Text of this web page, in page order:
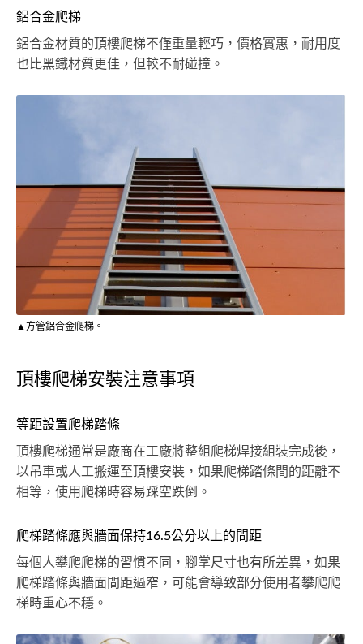
鋁合金爬梯
鋁合金材質的頂樓爬梯不僅重量輕巧，價格實惠，耐用度
也比黑鐵材質更佳，但較不耐碰撞。
▲方管鋁合金爬梯。
頂樓爬梯安裝注意事項
等距設置爬梯踏條
頂樓爬梯通常是廠商在工廠將整組爬梯焊接組裝完成後，
以吊車或人工搬運至頂樓安裝，如果爬梯踏條間的距離不
相等，使用爬梯時容易踩空跌倒。
爬梯踏條應與牆面保持16.5公分以上的間距
每個人攀爬爬梯的習慣不同，腳掌尺寸也有所差異，如果
爬梯踏條與牆面間距過窄，可能會導致部分使用者攀爬爬
梯時重心不穩。